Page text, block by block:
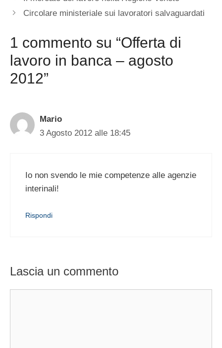
Circolare ministeriale sui lavoratori salvaguardati
1 commento su “Offerta di
lavoro in banca – agosto
2012”
Mario
3 Agosto 2012 alle 18:45
Io non svendo le mie competenze alle agenzie
interinali!
Rispondi
Lascia un commento